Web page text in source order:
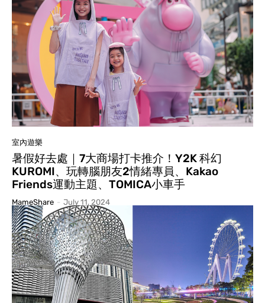
室內遊樂
暑假好去處｜7大商場打卡推介！Y2K 科幻
KUROMI、玩轉腦朋友2情緒專員、Kakao
Friends運動主題、TOMICA小車手
MameShare - July 11, 2024